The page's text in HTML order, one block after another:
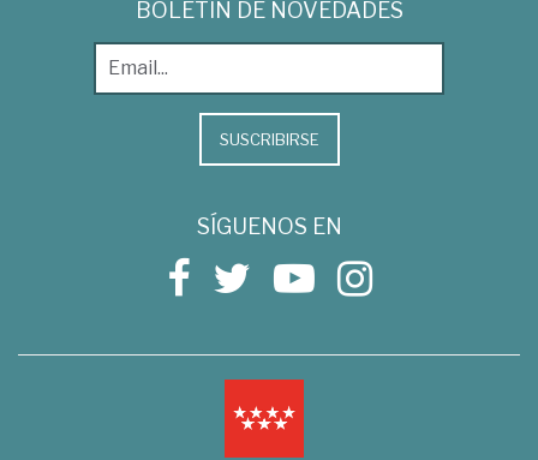
BOLETÍN DE NOVEDADES
SUSCRIBIRSE
SÍGUENOS EN